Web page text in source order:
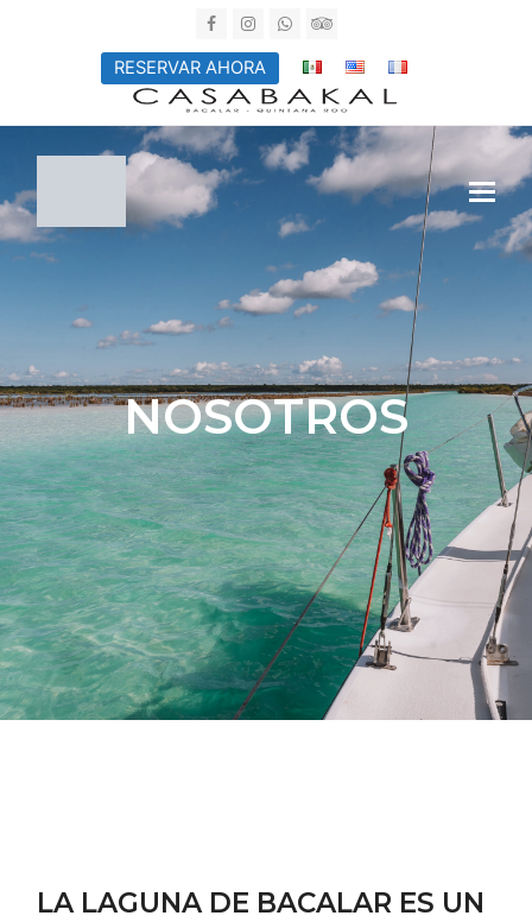
FacebookInstagram
WhatsappTripadvisor
RESERVAR AHORA
NOSOTROS
LA LAGUNA DE BACALAR ES UN